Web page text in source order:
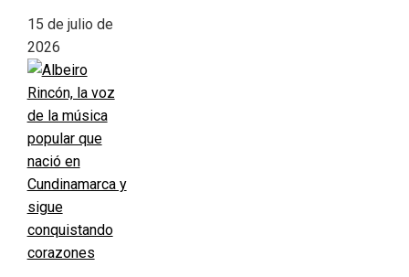
15 de julio de
2026